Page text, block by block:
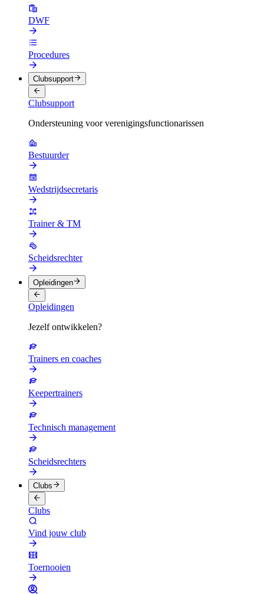
DWF
Procedures
Clubsupport
Clubsupport
Ondersteuning voor verenigingsfunctionarissen
Bestuurder
Wedstrijdsecretaris
Trainer & TM
Scheidsrechter
Opleidingen
Opleidingen
Jezelf ontwikkelen?
Trainers en coaches
Keepertrainers
Technisch management
Scheidsrechters
Clubs
Clubs
Vind jouw club
Toernooien